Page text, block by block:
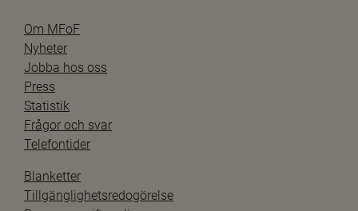
Om MFoF
Nyheter
Jobba hos oss
Press
Statistik
Frågor och svar
Telefontider
Blanketter
Tillgänglighetsredogörelse